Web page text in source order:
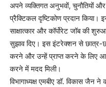
अपने व्यक्तिगत अनुभवों, चुनौतियों
प्रैक्टिकल दृष्टिकोण प्रदान किया।
साक्षात्कार और कॉर्पोरेट जॉब की
सुझाव दिए। इस इंटरेक्शन से छात्र-
करने और उन्हें प्राप्त करने के लिए
करने में मदद मिली।
विभागाध्यक्ष एमबीए डॉ. विकास जैन